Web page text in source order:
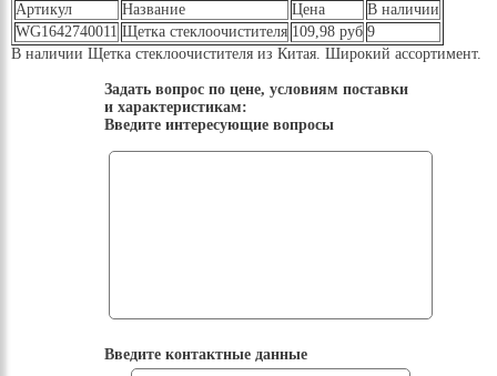
Артикул Название Цена
В наличии
WG1642740011 Щетка стеклоочистителя 109,98 руб 9
В наличии Щетка стеклоочистителя из Китая. Широкий ассортимент.
Задать вопрос по цене, условиям поставки
и характеристикам:
Введите интересующие вопросы
Введите контактные данные